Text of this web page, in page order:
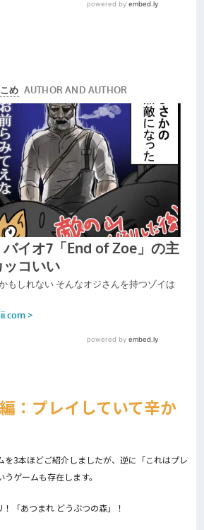
：プレイしていて辛か
を3本ほどご紹介しましたが、逆に「これはプレ
ゲームも存在します。
「あつまれ どうぶつの森」！